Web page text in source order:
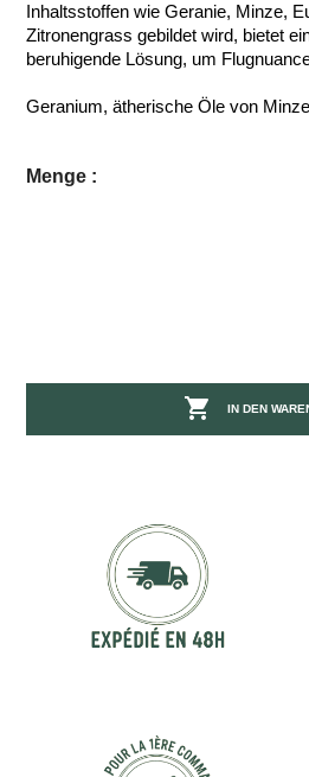
Inhaltsstoffen wie Geranie, Minze,
Zitronengrass gebildet wird, bietet
beruhigende Lösung, um
Geranium, ätherische Öle von
Menge :
 IN DEN